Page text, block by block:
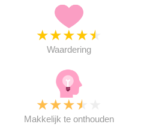
★★★★★
Waardering
★★★★
Makkelijk te onthouden